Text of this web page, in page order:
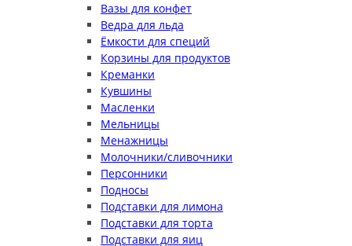
Вазы для конфет
Ведра для льда
Ёмкости для специй
Корзины для продуктов
Креманки
Кувшины
Масленки
Мельницы
Менажницы
Молочники/сливочники
Персонники
Подносы
Подставки для лимона
Подставки для торта
Подставки для яиц